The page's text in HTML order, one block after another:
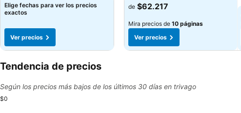
Elige fechas para ver los precios
exactos
Ver precios
de $62.217
Mira precios de 10 páginas
Ver precios
Tendencia de precios
Según los precios más bajos de los últimos 30 días en trivago
$0